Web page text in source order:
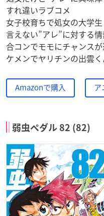
すれ違いラブコメ
女子校育ちで処女の大学
言えない”アレ”に対する
合コンでモモにチャンス
ケメンでヤリチンの出雲
Amazonで購入 ア
弱虫ペダル 82 (82)